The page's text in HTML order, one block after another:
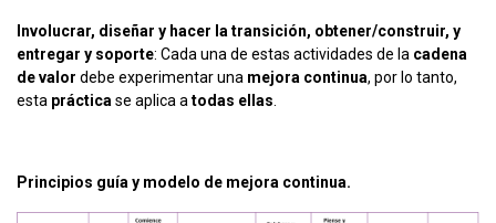
Involucrar, diseñar y hacer la transición, obtener/construir, y
entregar y soporte: Cada una de estas actividades de la cadena
de valor debe experimentar una mejora continua, por lo tanto,
esta práctica se aplica a todas ellas
Principios guía y modelo de mejora continua.